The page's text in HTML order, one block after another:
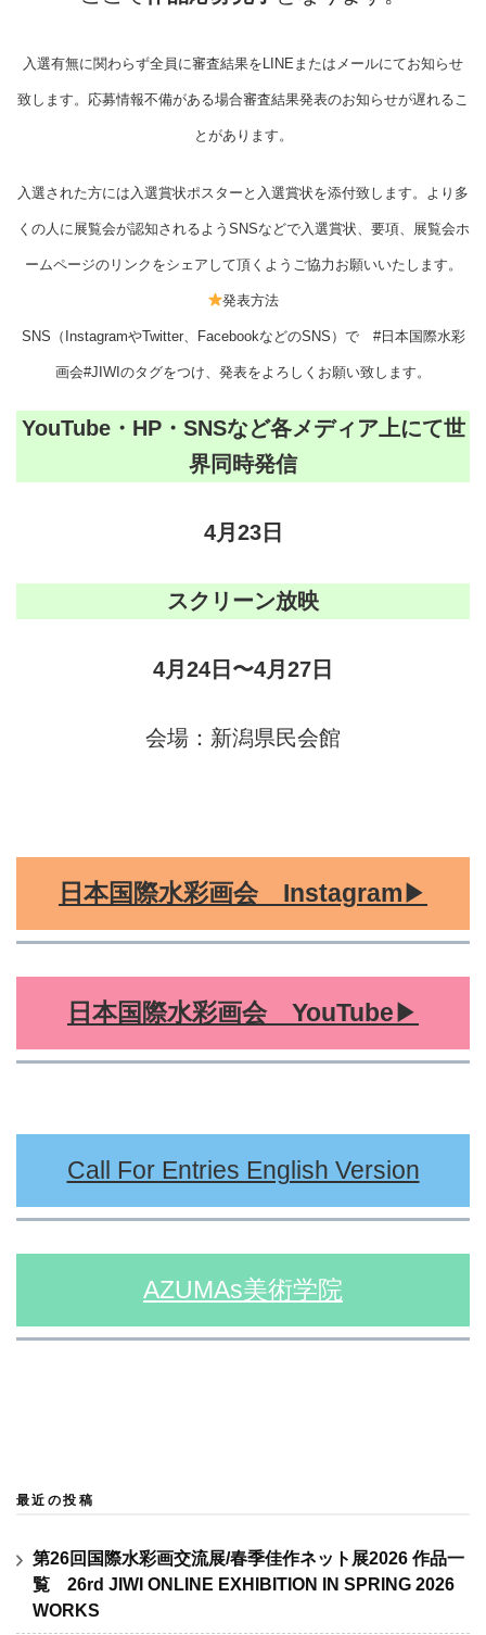
入選有無に関わらず全員に審査結果をLINEまたはメールにてお知らせ
致します。応募情報不備がある場合審査結果発表のお知らせが遅れるこ
とがあります。
入選された方には入選賞状ポスターと入選賞状を添付致します。より多
くの人に展覧会が認知されるようSNSなどで入選賞状、要項、展覧会ホ
ームページのリンクをシェアして頂くようご協力お願いいたします。
発表方法
SNS（InstagramやTwitter、FacebookなどのSNS）で #日本国際水彩
画会#JIWIのタグをつけ、発表をよろしくお願い致します。
YouTube・HP・SNSなど各メディア上にて世
界同時発信
4月23日
スクリーン放映
4月24日〜4月27日
会場：新潟県民会館
日本国際水彩画会 Instagram ▶︎
日本国際水彩画会 YouTube ▶︎
Call For Entries English Version
AZUMAs美術学院
最近の投稿
第26回国際水彩画交流展/春季佳作ネット展2026 作品一
覧 26rd JIWI ONLINE EXHIBITION IN SPRING 2026
WORKS